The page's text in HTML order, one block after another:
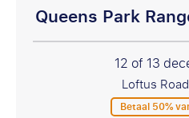
Queens Park
12 of 13
Loftus
Betaal 50%